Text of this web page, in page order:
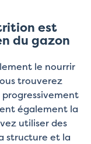
est
du gazon
le nourrir
trouverez
également la
utiliser des
structure et la